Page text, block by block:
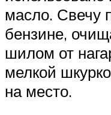
масло. Свечу
бензине,
шилом от
мелкой
на место.